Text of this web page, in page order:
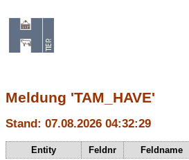
Meldung 'TAM_HAVE'
Stand: 07.08.2026 04:32:29
Entity Feldnr Feldname